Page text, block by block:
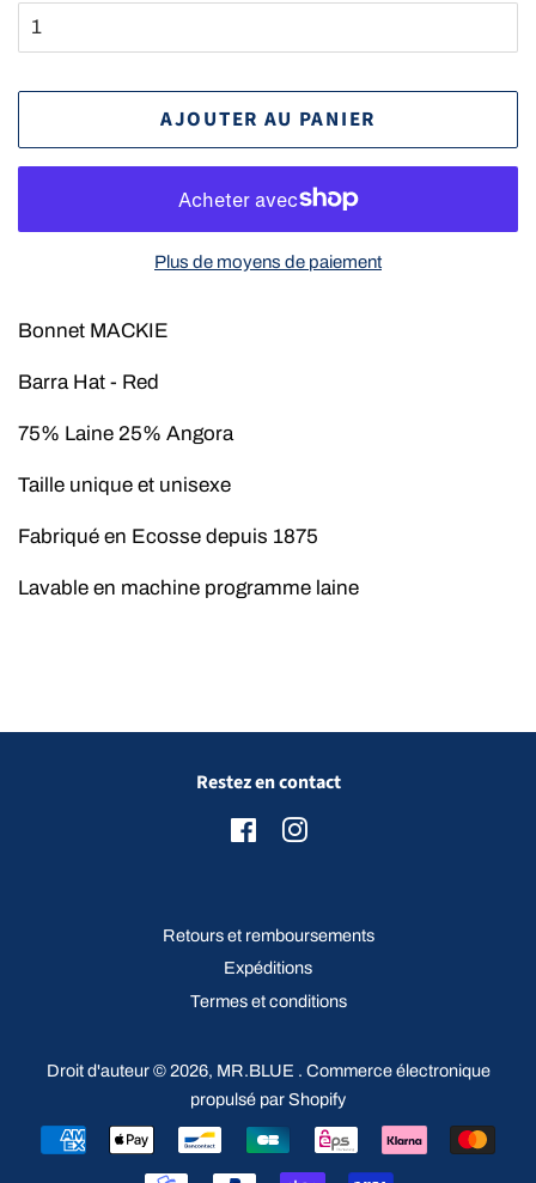
AJOUTER AU PANIER
Plus de moyens de paiement
Bonnet MACKIE
Barra Hat - Red
75% Laine 25% Angora
Taille unique et unisexe
Fabriqué en Ecosse depuis 1875
Lavable en machine programme laine
Restez en contact
FacebookInstagram
Retours et remboursements
Expéditions
Termes et conditions
Droit d'auteur © 2026, MR.BLUE . Commerce électronique
propulsé par Shopify
Icônes
Paiement